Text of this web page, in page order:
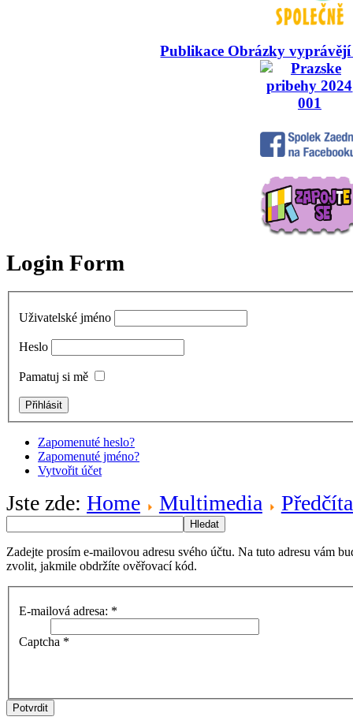
Publikace Obrázky
Login Form
Uživatelské jméno
Heslo
Pamatuj si mě
Zapomenuté heslo?
Zapomenuté jméno?
Vytvořit účet
Jste zde: Home Multimedia
Hledat
Zadejte prosím e-mailovou adresu svého účtu. Na tuto adresu vám
zvolit, jakmile obdržíte ověřovací kód.
E-mailová adresa: *
Captcha *
Potvrdit